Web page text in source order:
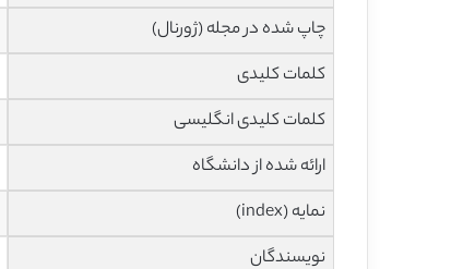
چاپ شده در مجله (ژورنال)
کلمات کلیدی
کلمات کلیدی انگلیسی
ارائه شده از دانشگاه
نمایه (index)
نویسندگان